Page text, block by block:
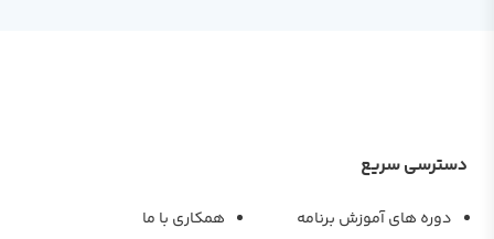
دسترسی سریع
دوره های آموزش برنامه
همکاری با ما